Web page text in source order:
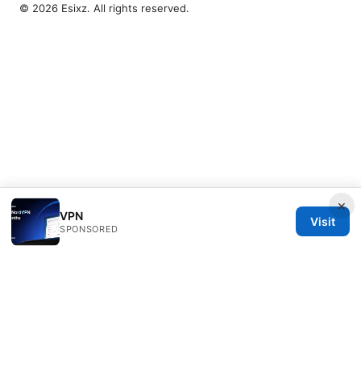
×
VPN
SPONSORED
Visit
© 2026 Esixz. All rights reserved.